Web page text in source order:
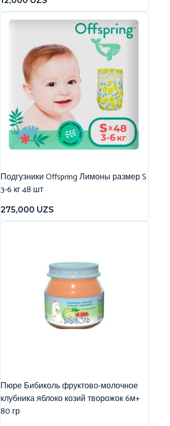
Подгузники Offspring Лимоны размер S
3-6 кг 48 шт
275,000 UZS
Пюре Бибиколь фруктово-молочное
клубника яблоко козий творожок 6м+
80 гр